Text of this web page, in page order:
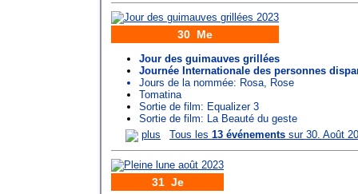
30 Me
Jour des guimauves grillées
Journée Internationale des personnes
Jours de la nommée: Rosa, Rose
Tomatina
Sortie de film: Equalizer 3
Sortie de film: La Beauté du geste
plus
Tous les 13 événements sur 30. Août
31 Je